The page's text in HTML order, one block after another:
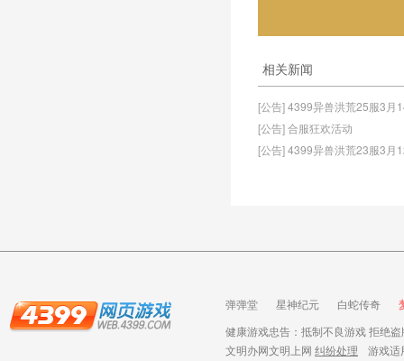
相关新闻
[公告] 4399异兽洪荒25服3月
[公告] 合服狂欢活动
[公告] 4399异兽洪荒23服3月
弹弹堂 星神纪元 白蛇传奇
健康游戏忠告：抵制不良游戏 拒绝
文明办网文明上网 纠纷处理
游戏适